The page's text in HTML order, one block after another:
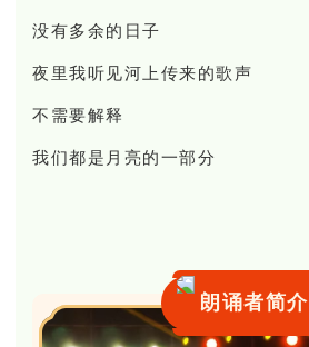
没有多余的日子
夜里我听见河上传来的歌声
不需要解释
我们都是月亮的一部分
朗诵者简介